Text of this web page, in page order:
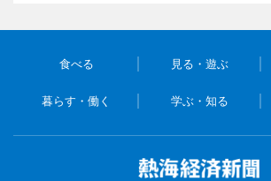
食べる 見る・遊ぶ
暮らす・働く 学ぶ・知る